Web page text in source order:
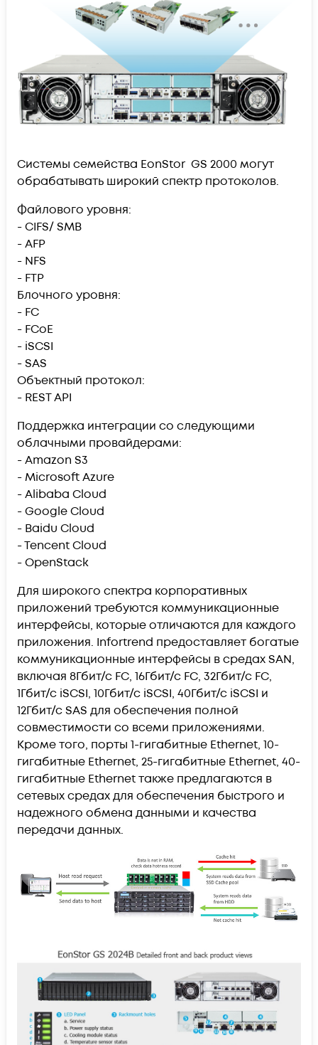
Cистемы семейства EonStor GS 2000 могут
обрабатывать широкий спектр протоколов.
Файлового уровня:
- CIFS/ SMB
- AFP
- NFS
- FTP
Блочного уровня:
- FC
- FCoE
- iSCSI
- SAS
Объектный протокол:
- REST API
Поддержка интеграции со следующими
облачными провайдерами:
- Amazon S3
- Microsoft Azure
- Alibaba Cloud
- Google Cloud
- Baidu Cloud
- Tencent Cloud
- OpenStack
Для широкого спектра корпоративных
приложений требуются коммуникационные
интерфейсы, которые отличаются для каждого
приложения. Infortrend предоставляет богатые
коммуникационные интерфейсы в средах SAN,
включая 8Гбит/с FC, 16Гбит/с FC, 32Гбит/с FC,
1Гбит/с iSCSI, 10Гбит/с iSCSI, 40Гбит/с iSCSI и
12Гбит/с SAS для обеспечения полной
совместимости со всеми приложениями.
Кроме того, порты 1-гигабитные Ethernet, 10-
гигабитные Ethernet, 25-гигабитные Ethernet, 40-
гигабитные Ethernet также предлагаются в
сетевых средах для обеспечения быстрого и
надежного обмена данными и качества
передачи данных.